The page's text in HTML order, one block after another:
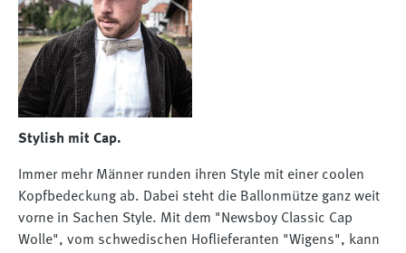
Stylish mit Cap.
Immer mehr Männer runden ihren Style mit einer coolen
Kopfbedeckung ab. Dabei steht die Ballonmütze ganz weit
vorne in Sachen Style. Mit dem "Newsboy Classic Cap
Wolle", vom schwedischen Hoflieferanten "Wigens", kann